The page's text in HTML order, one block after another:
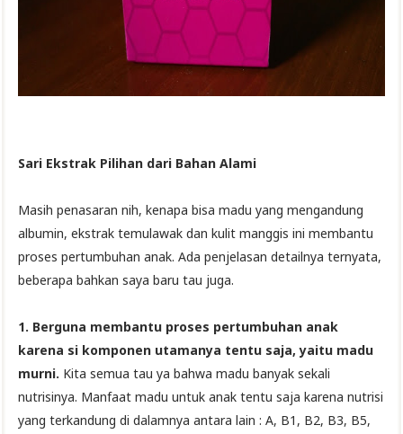
Sari Ekstrak Pilihan dari Bahan Alami
Masih penasaran nih, kenapa bisa madu yang mengandung
albumin, ekstrak temulawak dan kulit manggis ini membantu
proses pertumbuhan anak. Ada penjelasan detailnya ternyata,
beberapa bahkan saya baru tau juga.
1. Berguna membantu proses pertumbuhan anak
karena si komponen utamanya tentu saja, yaitu madu
murni. Kita semua tau ya bahwa madu banyak sekali
nutrisinya. Manfaat madu untuk anak tentu saja karena nutrisi
yang terkandung di dalamnya antara lain : A, B1, B2, B3, B5,